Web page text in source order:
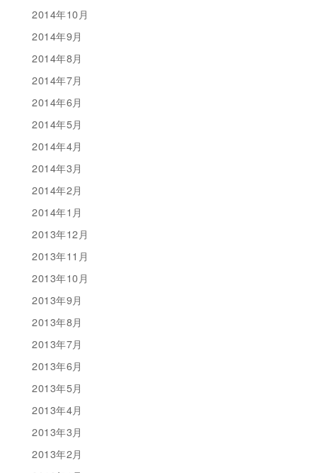
2014年10月
2014年9月
2014年8月
2014年7月
2014年6月
2014年5月
2014年4月
2014年3月
2014年2月
2014年1月
2013年12月
2013年11月
2013年10月
2013年9月
2013年8月
2013年7月
2013年6月
2013年5月
2013年4月
2013年3月
2013年2月